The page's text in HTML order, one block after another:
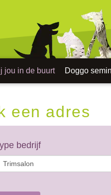
jou in de buurt Doggo
een adres
bedrijf